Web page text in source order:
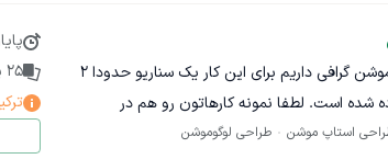
صورت رضایت از کیفیت کار، پرداخت انجام می شود.
موارد زیر پاسخ دهند:
(با چه سبک و کیفیتی)
برای معرفی یک محصول نرم افزاری نیاز به طراحی موشن گرافی داریم برای این کار یک سناریو حدودا ۲
شده است. لطفا نمونه کارهاتون رو هم در
استاپ موشن طراحی لوگوموشن
25